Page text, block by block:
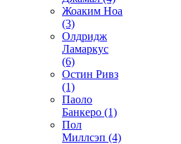
Жоаким Ноа
(3)
Олдридж
Ламаркус
(6)
Остин Ривз
(1)
Паоло
Банкеро (1)
Пол
Миллсэп (4)